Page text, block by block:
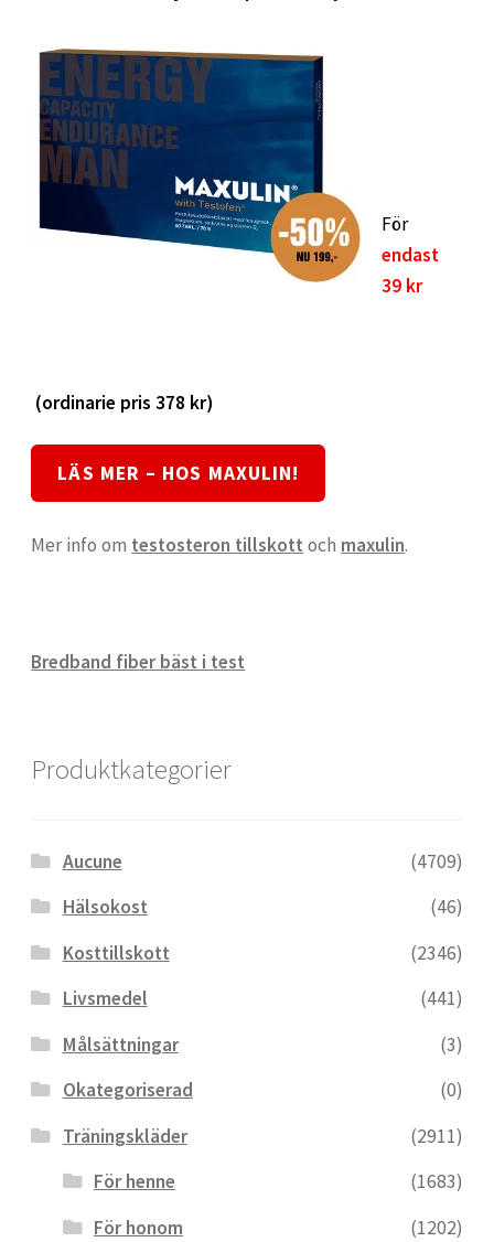
För
endast
39 kr
(ordinarie pris 378 kr)
LÄS MER – HOS MAXULIN!
Mer info om testosteron tillskott och maxulin.
Bredband fiber bäst i test
Produktkategorier
Aucune
(4709)
Hälsokost
(46)
Kosttillskott
(2346)
Livsmedel
(441)
Målsättningar
(3)
Okategoriserad
(0)
Träningskläder
(2911)
För henne
(1683)
För honom
(1202)